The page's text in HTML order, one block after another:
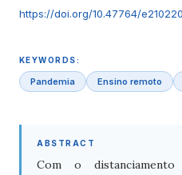
https://doi.org/10.47764/
KEYWORDS:
Pandemia Ensino remoto
ABSTRACT
Com o